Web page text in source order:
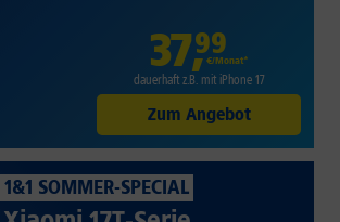
37,99
€/Monat*
dauerhaft z.B. mit iPhone 17
Zum Angebot
1&1 SOMMER-SPECIAL